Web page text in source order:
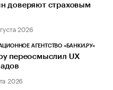
доверяют страховым
2026
АГЕНТСТВО «БАНКИ.РУ»
переосмыслил UX
2026